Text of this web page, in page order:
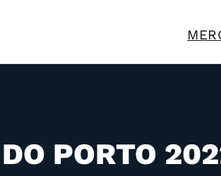
PORTO